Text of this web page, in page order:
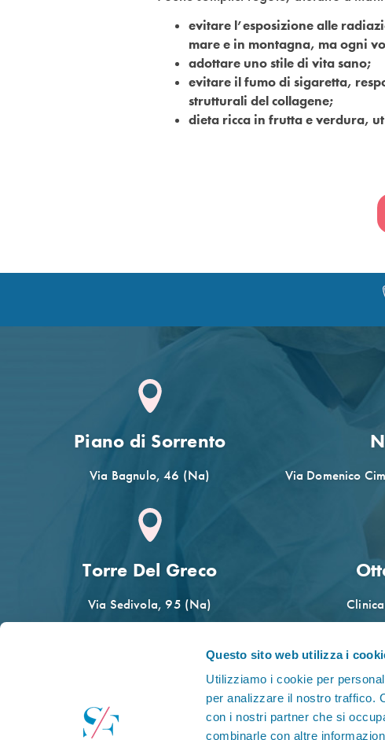
Questo sito web utilizza i
Utilizziamo i cookie per
per analizzare il nostro traffico.
con i nostri partner che si
combinarle con altre
evitare l’esposizione alle
mare e in montagna, ma ogni
adottare uno stile di vita sano;
evitare il fumo di sigaretta,
strutturali del collagene;
dieta ricca in frutta e verdura,
Piano di Sorrento
Via Bagnulo, 46 (Na) Via Domenico
Torre Del Greco
Via Sedivola, 95 (Na)